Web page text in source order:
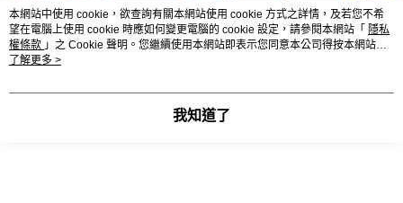
本網站中使用 cookie，欲查詢有關本網站使用 cookie 方式之詳情，及若您不希
望在電腦上使用 cookie 時應如何變更電腦的 cookie 設定，請參閱本網站「 隱私
權條款 」之 Cookie 聲明。您繼續使用本網站即表示您同意本公司得按本網站使
用條款之 Cookie 聲明使用 cookie。
了解更多 >
我知道了